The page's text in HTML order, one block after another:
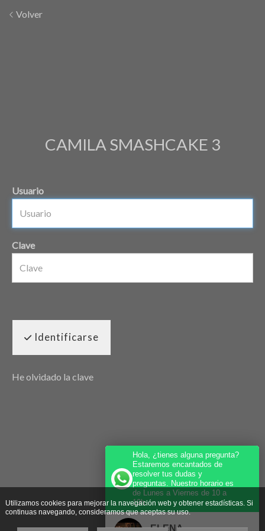
Volver
CAMILA SMASHCAKE 3
Usuario
Clave
Identificarse
He olvidado la clave
Utilizamos cookies para mejorar la navegación web y obtener estadísticas. Si
continuas navegando, consideramos que aceptas su uso.
Hola, ¿tienes alguna pregunta?
Estaremos encantados de
resolver tus dudas y
preguntas. Nuestro horario es
de Lunes a Viernes de 10 a
19h.
ELENA